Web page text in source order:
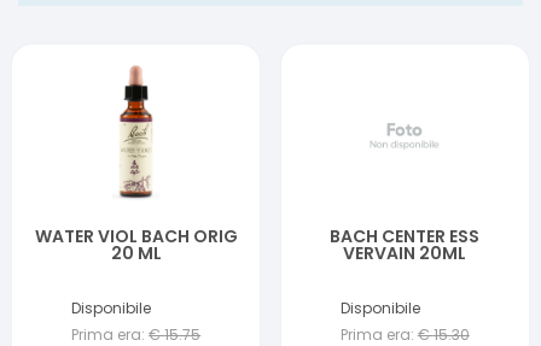
WATER VIOL BACH ORIG
20 ML
Disponibile
Prima era: €15.75
BACH CENTER ESS
VERVAIN 20ML
Disponibile
Prima era: €15.30